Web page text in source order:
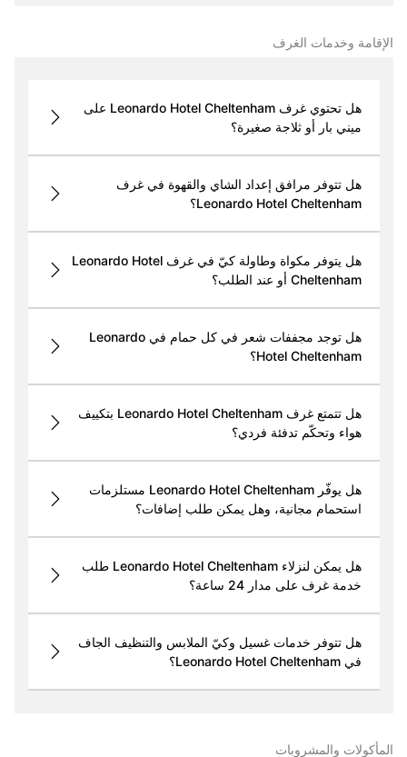
الإقامة وخدمات الغرف
هل تحتوي غرف Leonardo Hotel Cheltenham على
ميني بار أو ثلاجة صغيرة؟
هل تتوفر مرافق إعداد الشاي والقهوة في غرف
Leonardo Hotel Cheltenham؟
هل يتوفر مكواة وطاولة كيّ في غرف Leonardo Hotel
Cheltenham أو عند الطلب؟
هل توجد مجففات شعر في كل حمام في Leonardo
Hotel Cheltenham؟
هل تتمتع غرف Leonardo Hotel Cheltenham بتكييف
هواء وتحكّم تدفئة فردي؟
هل يوفّر Leonardo Hotel Cheltenham مستلزمات
استحمام مجانية، وهل يمكن طلب إضافات؟
هل يمكن لنزلاء Leonardo Hotel Cheltenham طلب
خدمة غرف على مدار 24 ساعة؟
هل تتوفر خدمات غسيل وكيّ الملابس والتنظيف الجاف
في Leonardo Hotel Cheltenham؟
المأكولات والمشروبات